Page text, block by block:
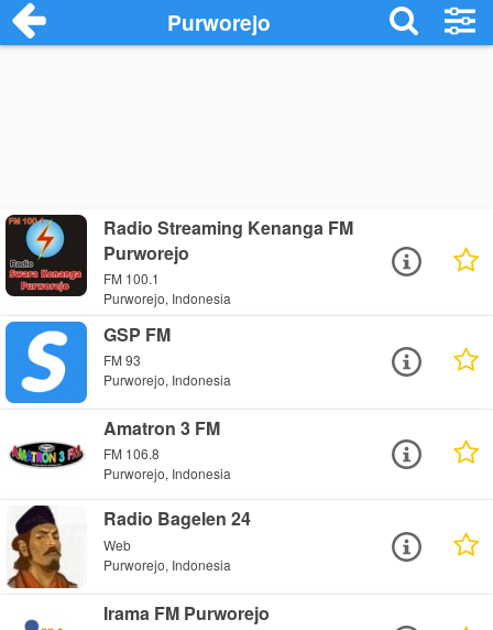
Purworejo
Radio Streaming Kenanga FM
Purworejo
FM 100.1
Purworejo, Indonesia
GSP FM
FM 93
Purworejo, Indonesia
Amatron 3 FM
FM 106.8
Purworejo, Indonesia
Radio Bagelen 24
Web
Purworejo, Indonesia
Irama FM Purworejo